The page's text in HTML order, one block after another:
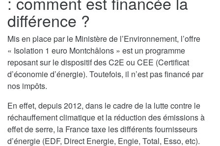
différence ?
Mis en place par le Ministère de l’Environnement, l’offre
« Isolation 1 euro Montchâlons » est un programme
reposant sur le dispositif des C2E ou CEE (Certificat
d’économie d’énergie). Toutefois, il n’est pas financé par
nos impôts.
En effet, depuis 2012, dans le cadre de la lutte contre le
réchauffement climatique et la réduction des émissions à
effet de serre, la France taxe les différents fournisseurs
d’énergie (EDF, Direct Energie, Engie, Total, Esso, etc).